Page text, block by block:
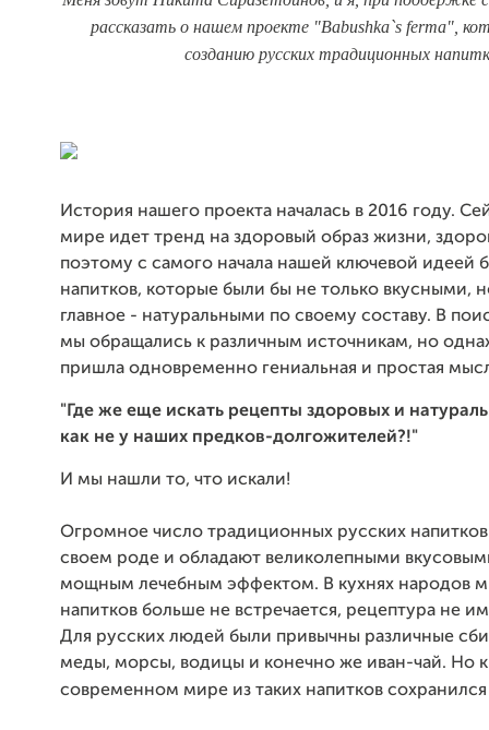
рассказать о нашем проекте "Babushka`s ferma",
созданию русских традиционных
История нашего проекта началась в 2016 году.
мире идет тренд на здоровый образ жизни,
поэтому с самого начала нашей ключевой идеей
напитков, которые были бы не только вкусными,
главное - натуральными по своему составу. В
мы обращались к различным источникам, но
пришла одновременно гениальная и простая
"Где же еще искать рецепты здоровых и
как не у наших предков-долгожителей?!"
И мы нашли то, что искали!
Огромное число традиционных русских
своем роде и обладают великолепными
мощным лечебным эффектом. В кухнях народов
напитков больше не встречается, рецептура не
Для русских людей были привычны различные
меды, морсы, водицы и конечно же иван-чай. Но
современном мире из таких напитков сохранился